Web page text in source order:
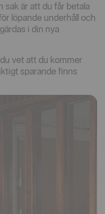
sak är att du får betala
löpande underhåll och
i din nya
vet att du kommer
sparande finns